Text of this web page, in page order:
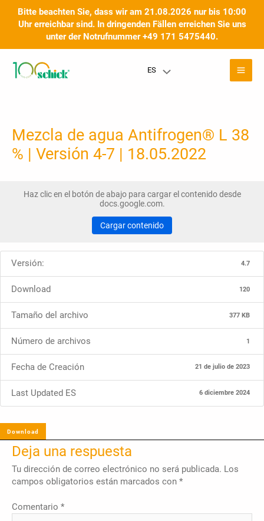
Bitte beachten Sie, dass wir am 21.08.2026 nur bis 10:00
Uhr erreichbar sind. In dringenden Fällen erreichen Sie uns
unter der Notrufnummer +49 171 5475440.
contenido
ESMenú
Mezcla de agua Antifrogen® L 38
% | Versión 4-7 | 18.05.2022
Haz clic en el botón de abajo para cargar el contenido desde
docs.google.com.
Cargar contenido
Versión: 4.7
Download 120
Tamaño del archivo 377 KB
Número de archivos 1
Fecha de Creación 21 de julio de 2023
Last Updated ES 6 diciembre 2024
Download
Deja una respuesta
Tu dirección de correo electrónico no será publicada. Los
campos obligatorios están marcados con *
Comentario *